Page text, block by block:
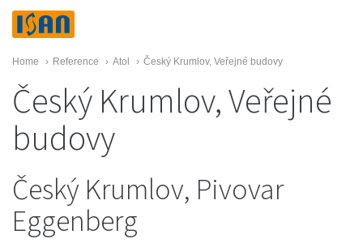
Home › Reference › Atol › Český Krumlov, Veřejné budovy
Český Krumlov, Veřejné
budovy
Český Krumlov, Pivovar
Eggenberg